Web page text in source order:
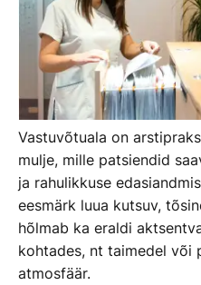
Vastuvõtuala on
mulje, mille patsiendid
ja rahulikkuse
eesmärk luua kutsuv,
hõlmab ka eraldi
kohtades, nt taimedel või
atmosfäär.